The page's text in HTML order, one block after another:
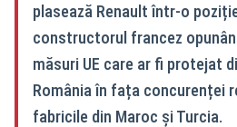
plasează Renault într-o
constructorul francez
măsuri UE care ar fi protejat
România în fața concurenței
fabricile din Maroc și Turcia.